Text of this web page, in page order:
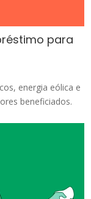
para
energia eólica e
beneficiados.